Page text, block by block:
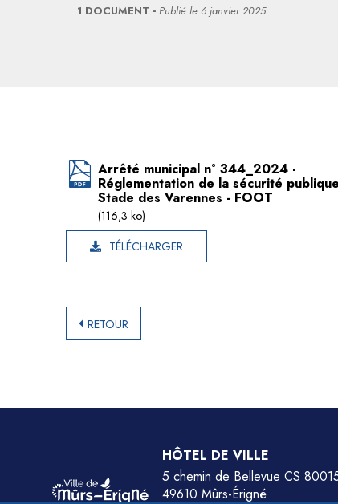
1 DOCUMENT Publié le 6 janvier 2025
Arrêté municipal n° 344_2024 -
Réglementation de la sécurité
Stade des Varennes - FOOT
(116,3 ko)
TÉLÉCHARGER
RETOUR
HÔTEL DE VILLE
5 chemin de Bellevue CS
49610 Mûrs-Érigné